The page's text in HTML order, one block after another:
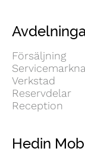
Försäljning
Verkstad
Reservdelar
Reception
Hedin